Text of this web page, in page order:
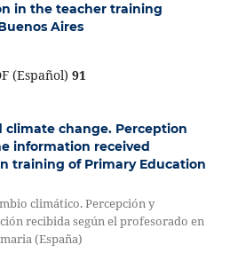
in the teacher training
Aires
(Español) 91
change. Perception
information received
training of Primary Education
climático. Percepción y
recibida según el profesorado en
(España)